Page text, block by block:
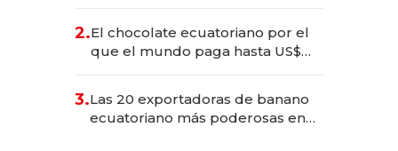
2.El chocolate ecuatoriano por el
que el mundo paga hasta US$
3.Las 20 exportadoras de banano
ecuatoriano más poderosas en